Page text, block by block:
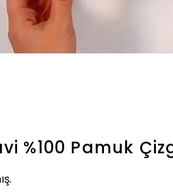
%100 Pamuk